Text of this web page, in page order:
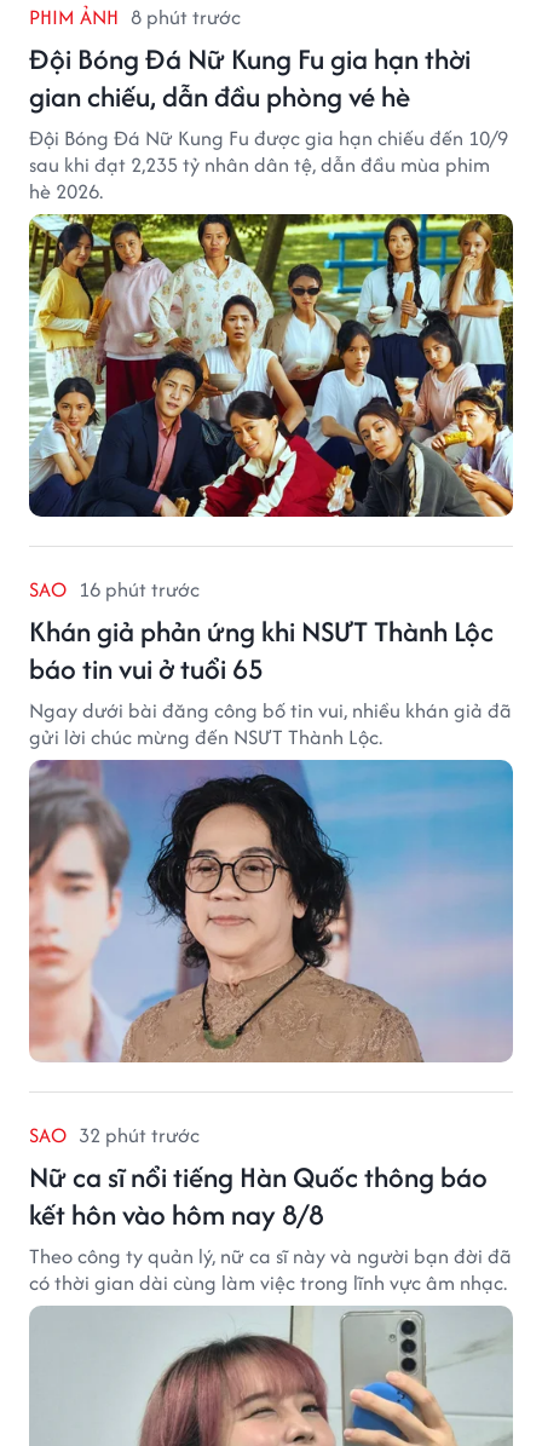
PHIM ẢNH 8 phút trước
Đội Bóng Đá Nữ Kung Fu gia hạn thời
gian chiếu, dẫn đầu phòng vé hè
Đội Bóng Đá Nữ Kung Fu được gia hạn chiếu đến 10/9
sau khi đạt 2,235 tỷ nhân dân tệ, dẫn đầu mùa phim
hè 2026.
SAO 16 phút trước
Khán giả phản ứng khi NSƯT Thành Lộc
báo tin vui ở tuổi 65
Ngay dưới bài đăng công bố tin vui, nhiều khán giả đã
gửi lời chúc mừng đến NSƯT Thành Lộc.
SAO 32 phút trước
Nữ ca sĩ nổi tiếng Hàn Quốc thông báo
kết hôn vào hôm nay 8/8
Theo công ty quản lý, nữ ca sĩ này và người bạn đời đã
có thời gian dài cùng làm việc trong lĩnh vực âm nhạc.